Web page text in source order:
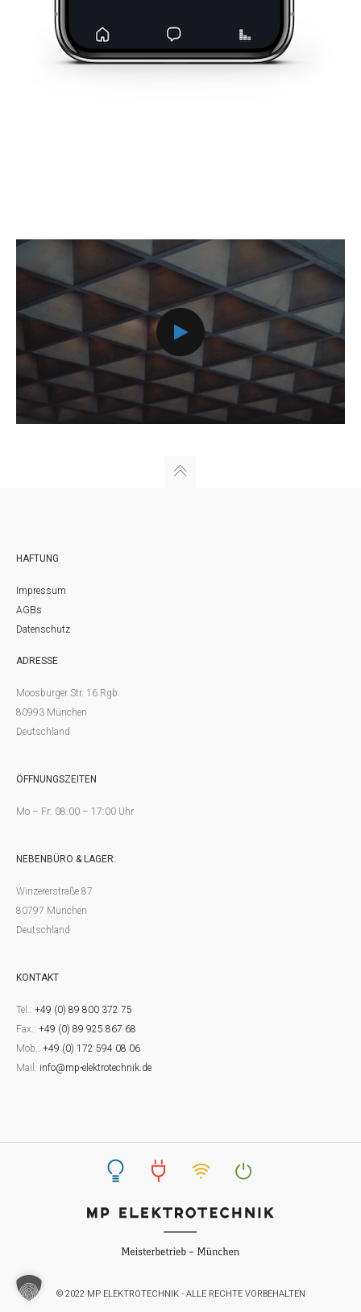
HAFTUNG
Impressum
AGBs
Datenschutz
ADRESSE
Moosburger Str. 16 Rgb.
80993 München
Deutschland
ÖFFNUNGSZEITEN
Mo – Fr: 08.00 – 17:00 Uhr
NEBENBÜRO & LAGER:
Winzererstraße 87
80797 München
Deutschland
KONTAKT
Tel.: +49 (0) 89 800 372 75
Fax.: +49 (0) 89 925 867 68
Mob.: +49 (0) 172 594 08 06
Mail: info@mp-elektrotechnik.de
© 2022 MP ELEKTROTECHNIK - ALLE RECHTE VORBEHALTEN